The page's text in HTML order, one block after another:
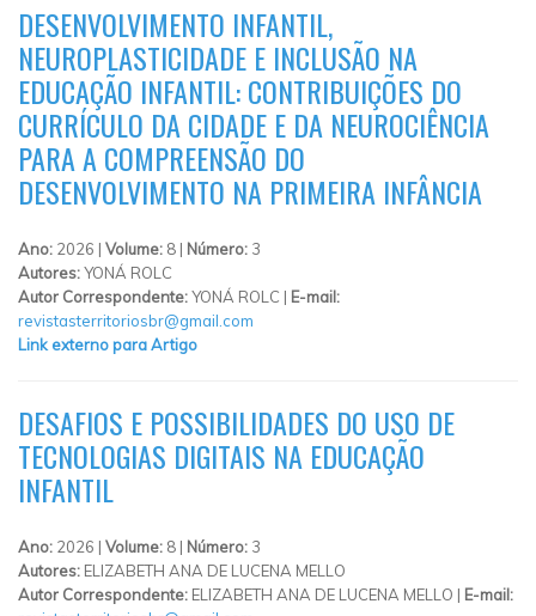
DESENVOLVIMENTO INFANTIL,
NEUROPLASTICIDADE E INCLUSÃO NA
EDUCAÇÃO INFANTIL: CONTRIBUIÇÕES DO
CURRÍCULO DA CIDADE E DA NEUROCIÊNCIA
PARA A COMPREENSÃO DO
DESENVOLVIMENTO NA PRIMEIRA INFÂNCIA
Ano: 2026 | Volume: 8 | Número: 3
Autores:YONÁ ROLC
Autor Correspondente:YONÁ ROLC | E-mail:
revistasterritoriosbr@gmail.com
Link externo para Artigo
DESAFIOS E POSSIBILIDADES DO USO DE
TECNOLOGIAS DIGITAIS NA EDUCAÇÃO
INFANTIL
Ano: 2026 | Volume: 8 | Número: 3
Autores: ELIZABETH ANA DE LUCENA MELLO
Autor Correspondente: ELIZABETH ANA DE LUCENA MELLO | E-mail: